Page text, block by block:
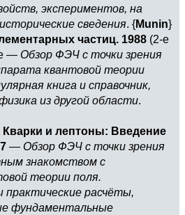
экспериментов, на
сведения. {Munin}
частиц. 1988 (2-е
— Обзор ФЭЧ с точки зрения
квантовой теории
книга и справочник,
из другой области.
и лептоны: Введение
— Обзор ФЭЧ с точки зрения
знакомством с
теории поля.
расчёты,
фундаментальные